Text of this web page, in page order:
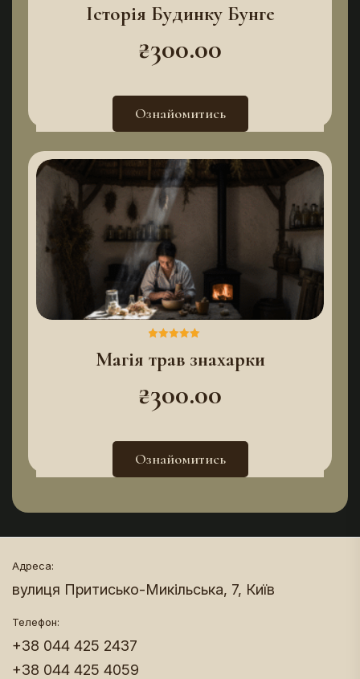
Оцінено в
5.00з 5
Історія Будинку Бунге
₴300.00
Ознайомитись
5.00з 5
Магія трав знахарки
₴300.00
Ознайомитись
Адреса:
вулиця Притисько-Микільська, 7, Київ
Телефон:
+38 044 425 2437
+38 044 425 4059